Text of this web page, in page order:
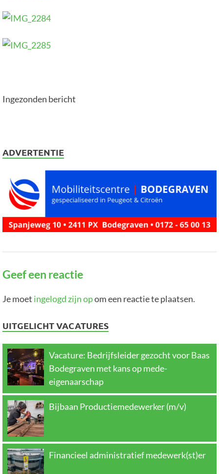
Ingezonden bericht
ADVERTENTIE
Geef een reactie
Je moet ingelogd zijn opom een reactie te plaatsen.
UITGELICHT VACATURES
Vacature: Bedrijfsleider gezocht voor Baas
Bodegraven met kans op mede-
eigenaarschap
Bijbaan Productiemedewerker (m/v)
Financieel administratief medewerk(st)er